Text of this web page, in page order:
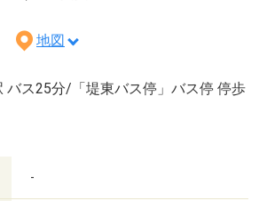
地図
バス25分/「堤東バス停」バス停 停歩
-